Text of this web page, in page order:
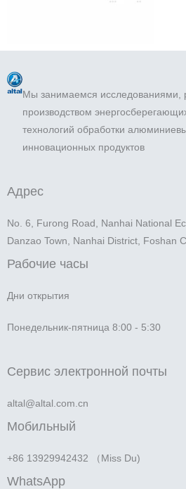
Мы занимаемся исследованиями,
производством
технологий обработки
инновационных продуктов
Адрес
No. 6, Furong Road, Nanhai National
Danzao Town, Nanhai District, Foshan
Рабочие часы
Дни открытия
Понедельник-пятница 8:00 - 5:30
Сервис электронной почты
altal@altal.com.cn
Мобильный
+86 13929942432 （Miss Du)
WhatsApp